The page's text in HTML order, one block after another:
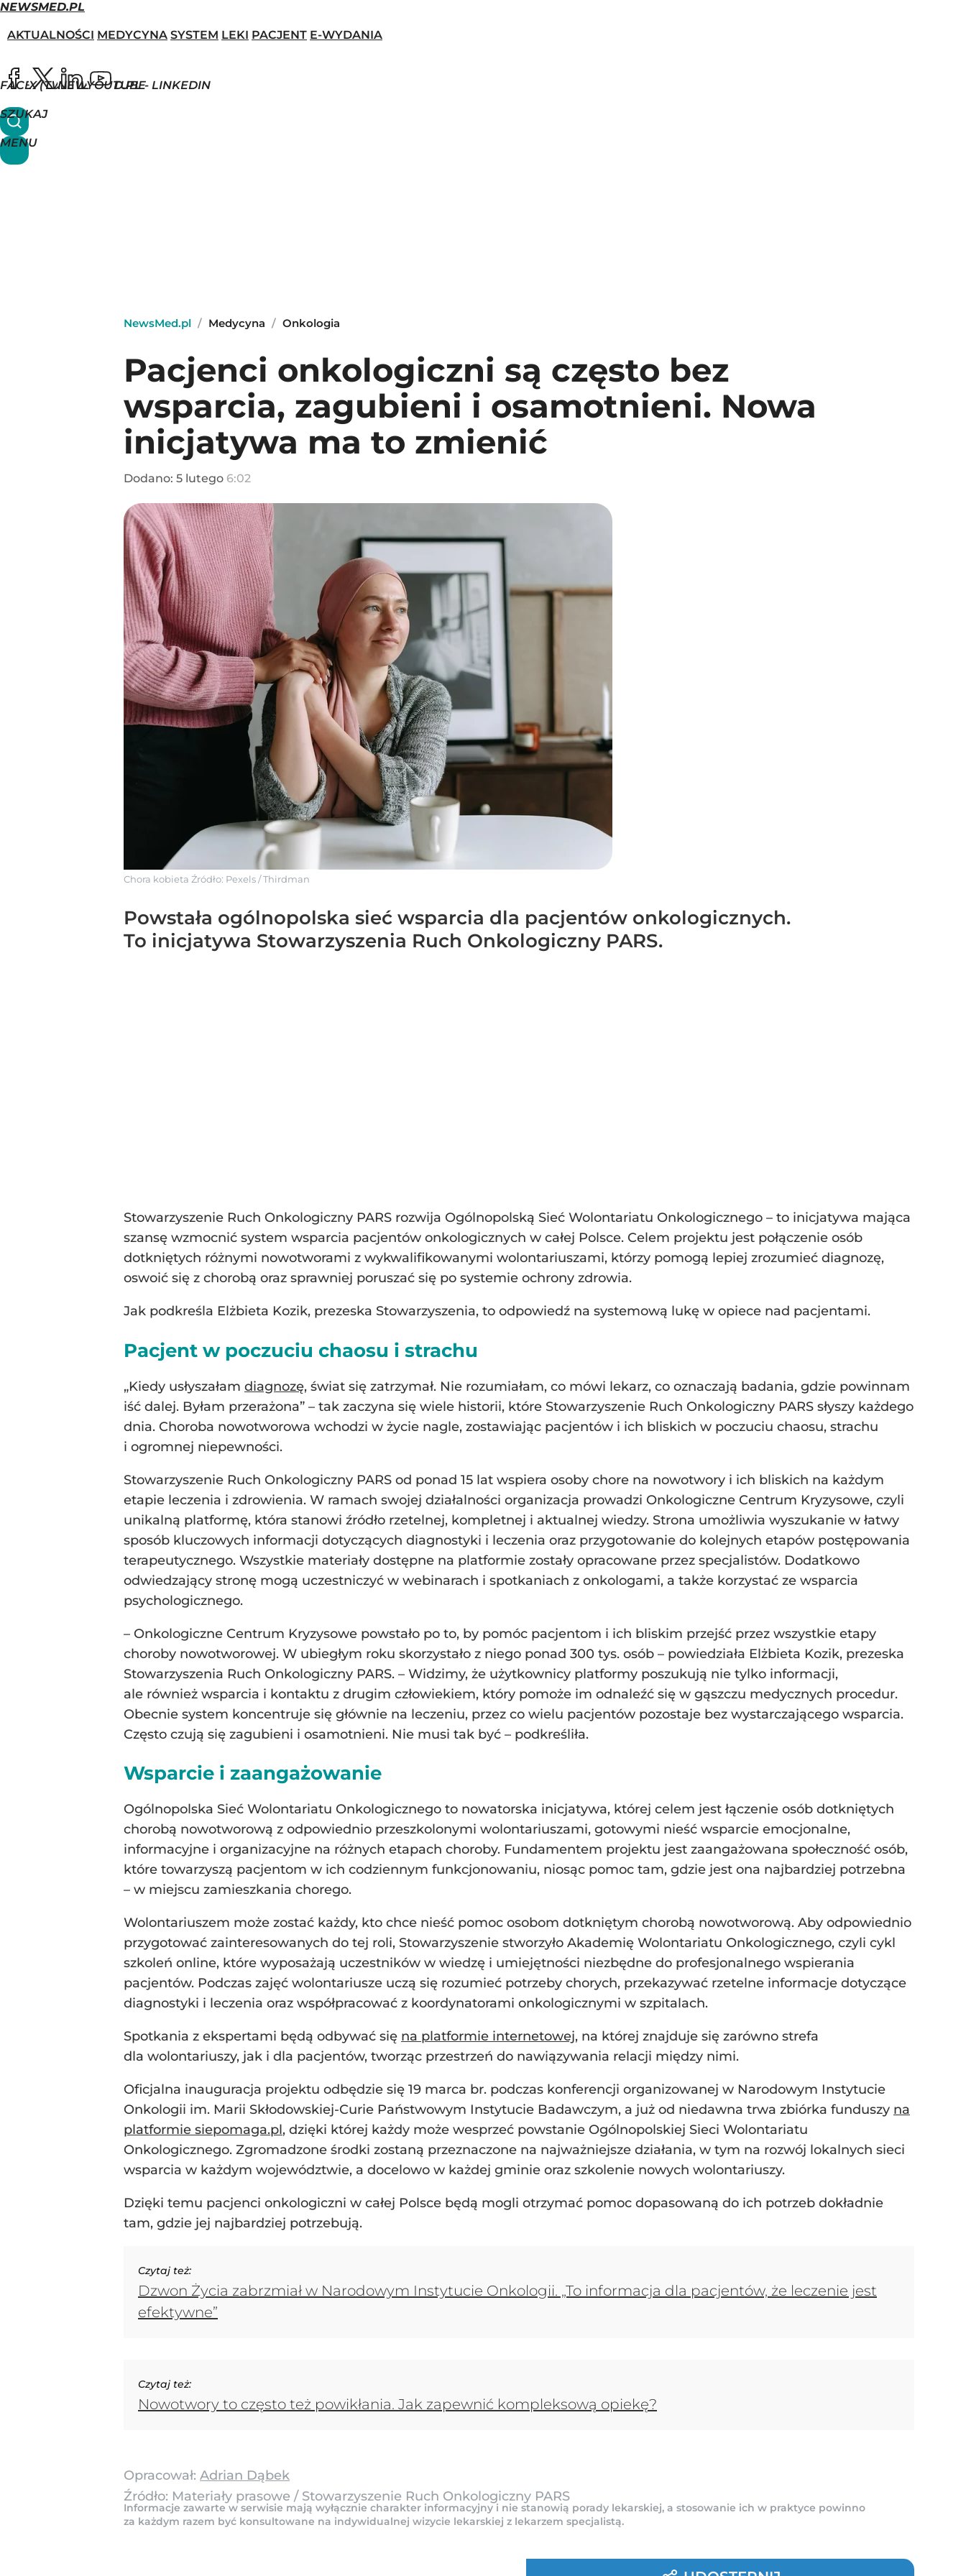
NEWSMED.PL
AKTUALNOŚCI MEDYCYNA SYSTEM LEKI PACJENT E-WYDANIA
FACEBOOK
X (TWITTER)
NEWSMED.PL - LINKEDIN
YOUTUBE
SZUKAJ
MENU
NewsMed.pl / Medycyna / Onkologia
Pacjenci onkologiczni są często bez
wsparcia, zagubieni i osamotnieni. Nowa
inicjatywa ma to zmienić
Dodano: 5 lutego 6:02
Chora kobieta Źródło: Pexels/Thirdman
Powstała ogólnopolska sieć wsparcia dla pacjentów onkologicznych.
To inicjatywa Stowarzyszenia Ruch Onkologiczny PARS.
Stowarzyszenie Ruch Onkologiczny PARS rozwija Ogólnopolską Sieć Wolontariatu Onkologicznego – to inicjatywa mająca
szansę wzmocnić system wsparcia pacjentów onkologicznych w całej Polsce. Celem projektu jest połączenie osób
dotkniętych różnymi nowotworami z wykwalifikowanymi wolontariuszami, którzy pomogą lepiej zrozumieć diagnozę,
oswoić się z chorobą oraz sprawniej poruszać się po systemie ochrony zdrowia.
Jak podkreśla Elżbieta Kozik, prezeska Stowarzyszenia, to odpowiedź na systemową lukę w opiece nad pacjentami.
Pacjent w poczuciu chaosu i strachu
„Kiedy usłyszałam diagnozę, świat się zatrzymał. Nie rozumiałam, co mówi lekarz, co oznaczają badania, gdzie powinnam
iść dalej. Byłam przerażona” – tak zaczyna się wiele historii, które Stowarzyszenie Ruch Onkologiczny PARS słyszy każdego
dnia. Choroba nowotworowa wchodzi w życie nagle, zostawiając pacjentów i ich bliskich w poczuciu chaosu, strachu
i ogromnej niepewności.
Stowarzyszenie Ruch Onkologiczny PARS od ponad 15 lat wspiera osoby chore na nowotwory i ich bliskich na każdym
etapie leczenia i zdrowienia. W ramach swojej działalności organizacja prowadzi Onkologiczne Centrum Kryzysowe, czyli
unikalną platformę, która stanowi źródło rzetelnej, kompletnej i aktualnej wiedzy. Strona umożliwia wyszukanie w łatwy
sposób kluczowych informacji dotyczących diagnostyki i leczenia oraz przygotowanie do kolejnych etapów postępowania
terapeutycznego. Wszystkie materiały dostępne na platformie zostały opracowane przez specjalistów. Dodatkowo
odwiedzający stronę mogą uczestniczyć w webinarach i spotkaniach z onkologami, a także korzystać ze wsparcia
psychologicznego.
– Onkologiczne Centrum Kryzysowe powstało po to, by pomóc pacjentom i ich bliskim przejść przez wszystkie etapy
choroby nowotworowej. W ubiegłym roku skorzystało z niego ponad 300 tys. osób – powiedziała Elżbieta Kozik, prezeska
Stowarzyszenia Ruch Onkologiczny PARS. – Widzimy, że użytkownicy platformy poszukują nie tylko informacji,
ale również wsparcia i kontaktu z drugim człowiekiem, który pomoże im odnaleźć się w gąszczu medycznych procedur.
Obecnie system koncentruje się głównie na leczeniu, przez co wielu pacjentów pozostaje bez wystarczającego wsparcia.
Często czują się zagubieni i osamotnieni. Nie musi tak być – podkreśliła.
Wsparcie i zaangażowanie
Ogólnopolska Sieć Wolontariatu Onkologicznego to nowatorska inicjatywa, której celem jest łączenie osób dotkniętych
chorobą nowotworową z odpowiednio przeszkolonymi wolontariuszami, gotowymi nieść wsparcie emocjonalne,
informacyjne i organizacyjne na różnych etapach choroby. Fundamentem projektu jest zaangażowana społeczność osób,
które towarzyszą pacjentom w ich codziennym funkcjonowaniu, niosąc pomoc tam, gdzie jest ona najbardziej potrzebna
– w miejscu zamieszkania chorego.
Wolontariuszem może zostać każdy, kto chce nieść pomoc osobom dotkniętym chorobą nowotworową. Aby odpowiednio
przygotować zainteresowanych do tej roli, Stowarzyszenie stworzyło Akademię Wolontariatu Onkologicznego, czyli cykl
szkoleń online, które wyposażają uczestników w wiedzę i umiejętności niezbędne do profesjonalnego wspierania
pacjentów. Podczas zajęć wolontariusze uczą się rozumieć potrzeby chorych, przekazywać rzetelne informacje dotyczące
diagnostyki i leczenia oraz współpracować z koordynatorami onkologicznymi w szpitalach.
Spotkania z ekspertami będą odbywać się na platformie internetowej, na której znajduje się zarówno strefa
dla wolontariuszy, jak i dla pacjentów, tworząc przestrzeń do nawiązywania relacji między nimi.
Oficjalna inauguracja projektu odbędzie się 19 marca br. podczas konferencji organizowanej w Narodowym Instytucie
Onkologii im. Marii Skłodowskiej-Curie Państwowym Instytucie Badawczym, a już od niedawna trwa zbiórka funduszy na
platformie siepomaga.pl, dzięki której każdy może wesprzeć powstanie Ogólnopolskiej Sieci Wolontariatu
Onkologicznego. Zgromadzone środki zostaną przeznaczone na najważniejsze działania, w tym na rozwój lokalnych sieci
wsparcia w każdym województwie, a docelowo w każdej gminie oraz szkolenie nowych wolontariuszy.
Dzięki temu pacjenci onkologiczni w całej Polsce będą mogli otrzymać pomoc dopasowaną do ich potrzeb dokładnie
tam, gdzie jej najbardziej potrzebują.
Czytaj też:
Dzwon Życia zabrzmiał w Narodowym Instytucie Onkologii. „To informacja dla pacjentów, że leczenie jest
efektywne”
Czytaj też:
Nowotwory to często też powikłania. Jak zapewnić kompleksową opiekę?
Opracował: Adrian Dąbek
Źródło: Materiały prasowe / Stowarzyszenie Ruch Onkologiczny PARS
Informacje zawarte w serwisie mają wyłącznie charakter informacyjny i nie stanowią porady lekarskiej, a stosowanie ich w praktyce powinno
za każdym razem być konsultowane na indywidualnej wizycie lekarskiej z lekarzem specjalistą.